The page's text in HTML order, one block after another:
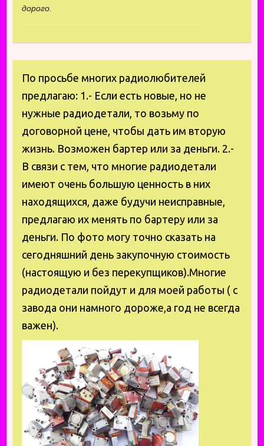
дорого.
По просьбе многих радиолюбителей
предлагаю: 1.- Если есть новые, но не
нужные радиодетали, то возьму по
договорной цене, чтобы дать им вторую
жизнь. Возможен бартер или за деньги. 2.-
В связи с тем, что многие радиодетали
имеют очень большую ценность в них
находящихся, даже будучи неисправные,
предлагаю их менять по бартеру или за
деньги. По фото могу точно сказать на
сегодняшний день закупочную стоимость
(настоящую и без перекупщиков).Многие
радиодетали пойдут и для моей работы ( с
завода они намного дороже,а год не всегда
важен).